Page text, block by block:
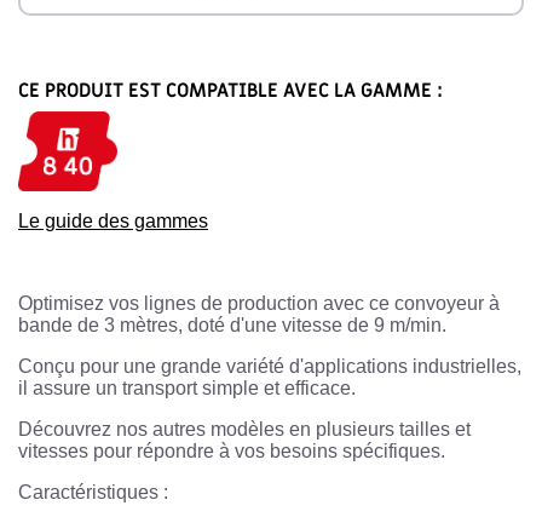
CE PRODUIT EST COMPATIBLE AVEC LA GAMME :
Le guide des gammes
Optimisez vos lignes de production avec ce convoyeur à
bande de 3 mètres, doté d'une vitesse de 9 m/min.
Conçu pour une grande variété d'applications industrielles,
il assure un transport simple et efficace.
Découvrez nos autres modèles en plusieurs tailles et
vitesses pour répondre à vos besoins spécifiques.
Caractéristiques :